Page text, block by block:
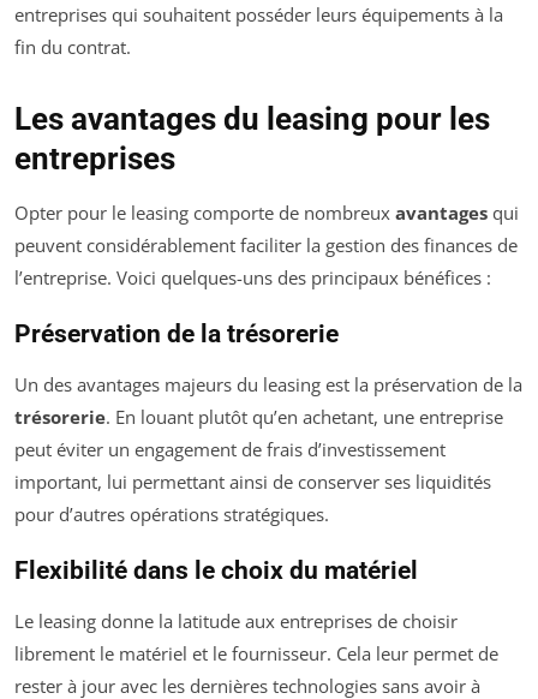
entreprises qui souhaitent posséder leurs équipements à la
fin du contrat.
Les avantages du leasing pour les
entreprises
Opter pour le leasing comporte de nombreux avantages qui
peuvent considérablement faciliter la gestion des finances de
l’entreprise. Voici quelques-uns des principaux bénéfices :
Préservation de la trésorerie
Un des avantages majeurs du leasing est la préservation de la
trésorerie. En louant plutôt qu’en achetant, une entreprise
peut éviter un engagement de frais d’investissement
important, lui permettant ainsi de conserver ses liquidités
pour d’autres opérations stratégiques.
Flexibilité dans le choix du matériel
Le leasing donne la latitude aux entreprises de choisir
librement le matériel et le fournisseur. Cela leur permet de
rester à jour avec les dernières technologies sans avoir à